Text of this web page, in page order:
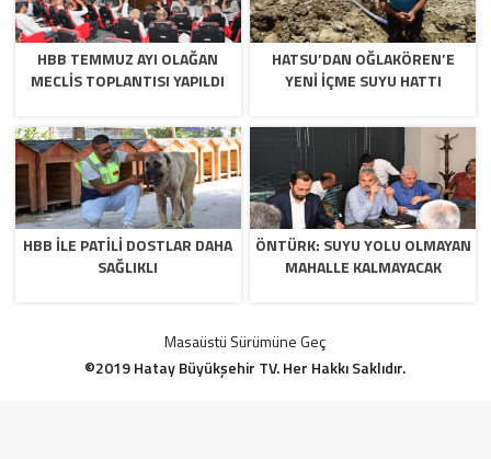
HBB TEMMUZ AYI OLAĞAN
MECLİS TOPLANTISI YAPILDI
HATSU’DAN OĞLAKÖREN’E
YENİ İÇME SUYU HATTI
HBB İLE PATİLİ DOSTLAR DAHA
SAĞLIKLI
ÖNTÜRK: SUYU YOLU OLMAYAN
MAHALLE KALMAYACAK
Masaüstü Sürümüne Geç
©2019 Hatay Büyükşehir TV. Her Hakkı Saklıdır.